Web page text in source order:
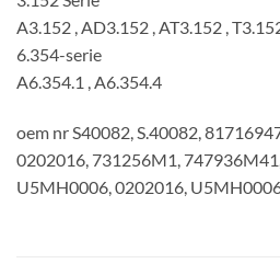
A3.152 , AD3.152 , AT3.152 ,
6.354-serie
A6.354.1 , A6.354.4
oem nr S40082, S.40082,
0202016, 731256M1,
U5MH0006, 0202016,